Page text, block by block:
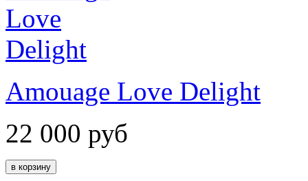
Amouage Love Delight
22 000 руб